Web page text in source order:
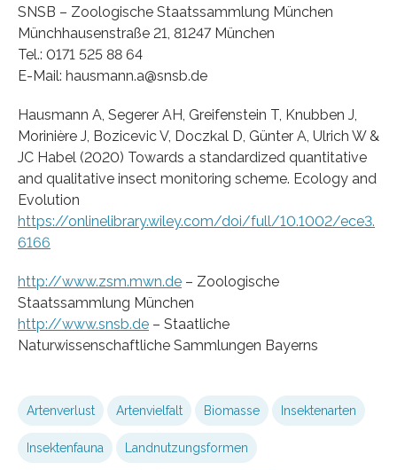
SNSB – Zoologische Staatssammlung München
Münchhausenstraße 21, 81247 München
Tel.: 0171 525 88 64
E-Mail: hausmann.a@snsb.de
Hausmann A, Segerer AH, Greifenstein T, Knubben J,
Morinière J, Bozicevic V, Doczkal D, Günter A, Ulrich W &
JC Habel (2020) Towards a standardized quantitative
and qualitative insect monitoring scheme. Ecology and
Evolution
https://onlinelibrary.wiley.com/doi/full/10.1002/ece3.
6166
http://www.zsm.mwn.de – Zoologische
Staatssammlung München
http://www.snsb.de – Staatliche
Naturwissenschaftliche Sammlungen Bayerns
Artenverlust Artenvielfalt Biomasse Insektenarten
Insektenfauna Landnutzungsformen